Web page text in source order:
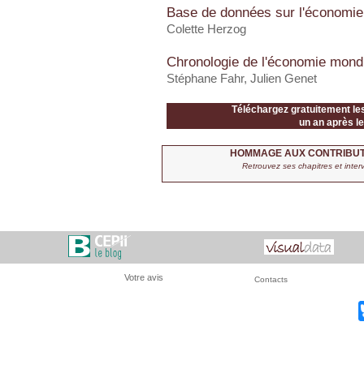
Base de données sur
Colette Herzog
Chronologie de l'économie
Stéphane Fahr, Julien Genet
Téléchargez gratuitement
un an après
HOMMAGE AUX
Retrouvez ses chapitres et
Votre avis Contacts